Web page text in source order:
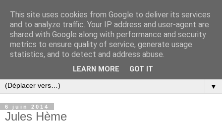
▼
6 juin 2014
Jules Hème
This site uses cookies from Google to deliver its services
and to analyze traffic. Your IP address and user-agent are
shared with Google along with performance and security
metrics to ensure quality of service, generate usage
statistics, and to detect and address abuse.
LEARN MORE GOT IT